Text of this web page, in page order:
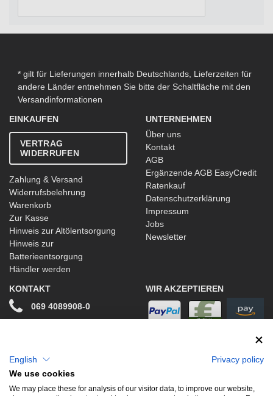
* gilt für Lieferungen innerhalb Deutschlands, Lieferzeiten für
andere Länder entnehmen Sie bitte der Schaltfläche mit den
Versandinformationen
EINKAUFEN
VERTRAG
WIDERRUFEN
Zahlung & Versand
Widerrufsbelehrung
Warenkorb
Zur Kasse
Hinweis zur Altölentsorgung
Hinweis zur
Batterieentsorgung
Händler werden
UNTERNEHMEN
Über uns
Kontakt
AGB
Ergänzende AGB EasyCredit
Ratenkauf
Datenschutzerklärung
Impressum
Jobs
Newsletter
KONTAKT
069 4089908-0
Facebook
WIR AKZEPTIEREN
English
Privacy policy
We use cookies
We may place these for analysis of our visitor data, to improve our website,